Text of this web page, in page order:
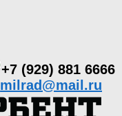
+7 (929) 881 6666
milrad@mail.ru